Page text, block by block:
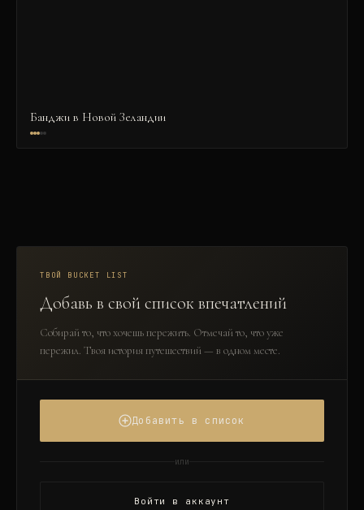
Банджи в Новой Зеландии
ТВОЙ BUCKET LIST
Добавь в свой список впечатлений
Собирай то, что хочешь пережить. Отмечай то, что уже
пережил. Твоя история путешествий — в одном месте.
Добавить в список
или
Войти в аккаунт